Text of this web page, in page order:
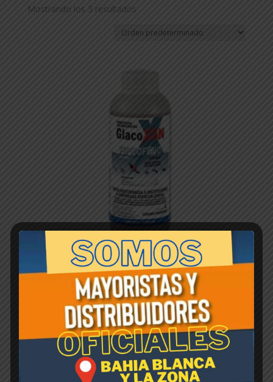
Mostrando los 3 resultados
GLACOXAN FIPROFENO x 1tr